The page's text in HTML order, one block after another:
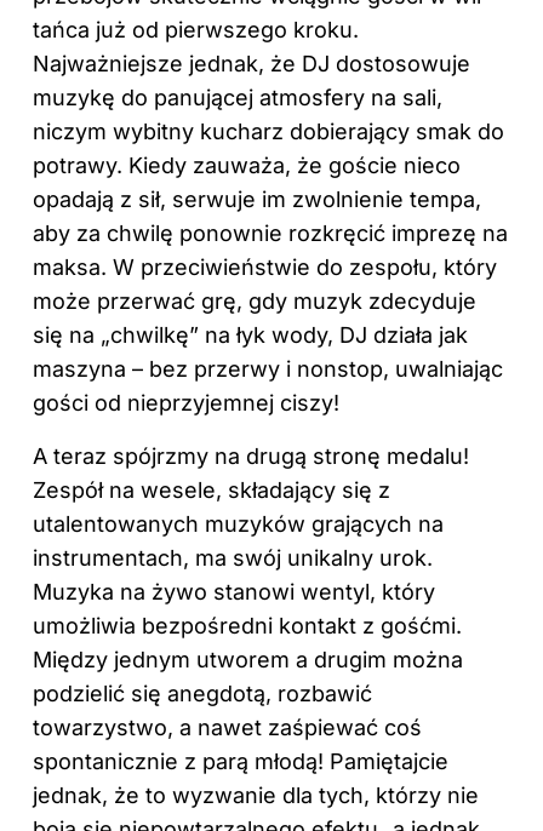
tańca już od pierwszego kroku.
Najważniejsze jednak, że DJ dostosowuje
muzykę do panującej atmosfery na sali,
niczym wybitny kucharz dobierający smak do
potrawy. Kiedy zauważa, że goście nieco
opadają z sił, serwuje im zwolnienie tempa,
aby za chwilę ponownie rozkręcić imprezę na
maksa. W przeciwieństwie do zespołu, który
może przerwać grę, gdy muzyk zdecyduje
się na „chwilkę” na łyk wody, DJ działa jak
maszyna – bez przerwy i nonstop, uwalniając
gości od nieprzyjemnej ciszy!
A teraz spójrzmy na drugą stronę medalu!
Zespół na wesele, składający się z
utalentowanych muzyków grających na
instrumentach, ma swój unikalny urok.
Muzyka na żywo stanowi wentyl, który
umożliwia bezpośredni kontakt z gośćmi.
Między jednym utworem a drugim można
podzielić się anegdotą, rozbawić
towarzystwo, a nawet zaśpiewać coś
spontanicznie z parą młodą! Pamiętajcie
jednak, że to wyzwanie dla tych, którzy nie